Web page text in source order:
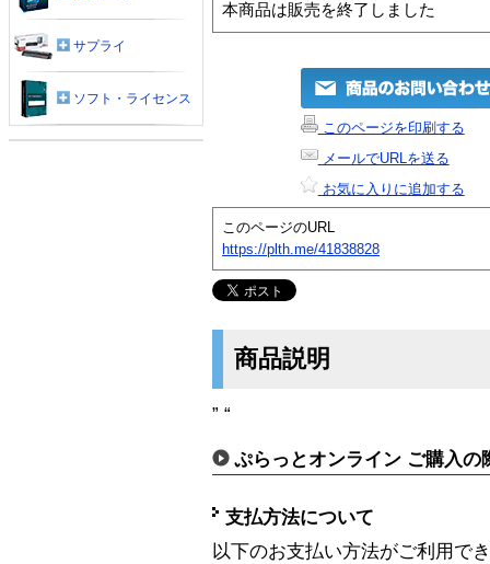
本商品は販売を終了しました
このページを印刷する
メールでURLを送る
お気に入りに追加する
このページのURL
https://plth.me/41838828
商品説明
” “
ぷらっとオンライン ご購入の
支払方法について
以下のお支払い方法がご利用で
サプライ
ソフト・ライセンス